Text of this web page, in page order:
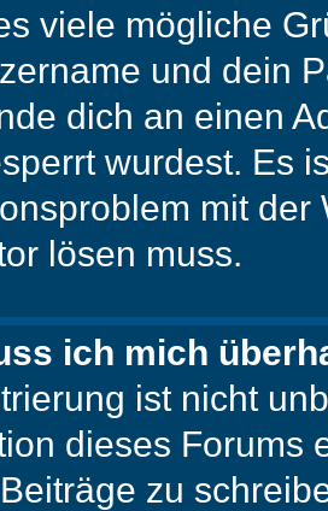
viele mögliche
und dein
dich an einen
wurdest. Es
mit
lösen muss.
ich mich
ist nicht
dieses Forums
zu